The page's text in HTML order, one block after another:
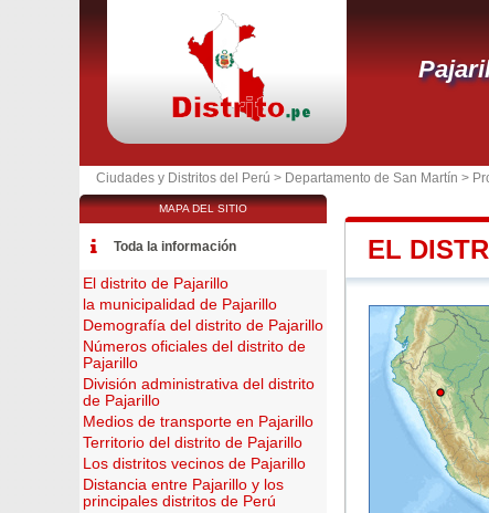
Ciudades y Distritos del Perú > Departamento de San Martín >
EL
MAPA DEL SITIO
Toda la información
El distrito de Pajarillo
la municipalidad de Pajarillo
Demografía del distrito de Pajarillo
Números oficiales del distrito de
Pajarillo
División administrativa del distrito
de Pajarillo
Medios de transporte en Pajarillo
Territorio del distrito de Pajarillo
Los distritos vecinos de Pajarillo
Distancia entre Pajarillo y los
principales distritos de Perú